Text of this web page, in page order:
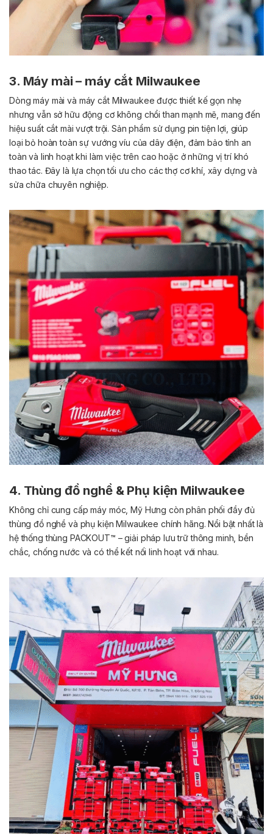
3. Máy mài – máy cắt Milwaukee
Dòng máy mài và máy cắt Milwaukee được thiết kế gọn nhẹ
nhưng vẫn sở hữu động cơ không chổi than mạnh mẽ, mang đến
hiệu suất cắt mài vượt trội. Sản phẩm sử dụng pin tiện lợi, giúp
loại bỏ hoàn toàn sự vướng víu của dây điện, đảm bảo tính an
toàn và linh hoạt khi làm việc trên cao hoặc ở những vị trí khó
thao tác. Đây là lựa chọn tối ưu cho các thợ cơ khí, xây dựng và
sửa chữa chuyên nghiệp.
4. Thùng đồ nghề & Phụ kiện Milwaukee
Không chỉ cung cấp máy móc, Mỹ Hưng còn phân phối đầy đủ
thùng đồ nghề và phụ kiện Milwaukee chính hãng. Nổi bật nhất là
hệ thống thùng PACKOUT™ – giải pháp lưu trữ thông minh, bền
chắc, chống nước và có thể kết nối linh hoạt với nhau.